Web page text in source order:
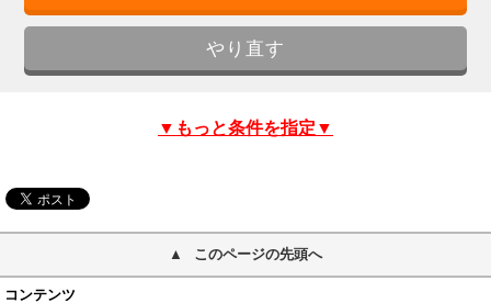
▼もっと条件を指定▼
このページの先頭へ
コンテンツ